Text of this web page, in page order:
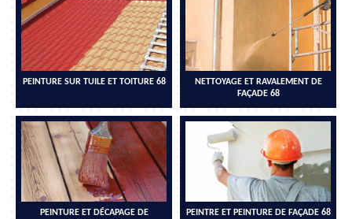
PEINTURE SUR TUILE ET TOITURE 68
NETTOYAGE ET RAVALEMENT DE
FAÇADE 68
PEINTURE ET DÉCAPAGE DE
PEINTRE ET PEINTURE DE FAÇADE 68